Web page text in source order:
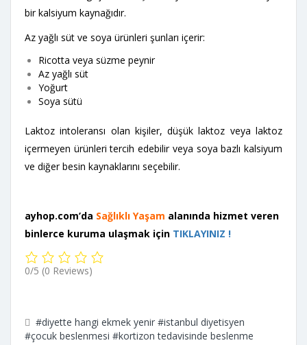
bir kalsiyum kaynağıdır.
Az yağlı süt ve soya ürünleri şunları içerir:
Ricotta veya süzme peynir
Az yağlı süt
Yoğurt
Soya sütü
Laktoz intoleransı olan kişiler, düşük laktoz veya laktoz
içermeyen ürünleri tercih edebilir veya soya bazlı kalsiyum
ve diğer besin kaynaklarını seçebilir.
ayhop.com’da Sağlıklı Yaşam alanında hizmet veren
binlerce kuruma ulaşmak için TIKLAYINIZ !
0/5 (0 Reviews)
#diyette hangi ekmek yenir #istanbul diyetisyen
#çocuk beslenmesi #kortizon tedavisinde beslenme